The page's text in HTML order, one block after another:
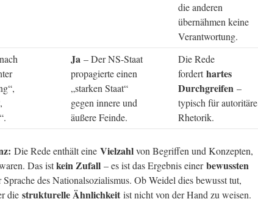
die anderen
übernähmen keine
Verantwortung.
Ja – Der NS-Staat
propagierte einen
„starken Staat“
gegen innere und
äußere Feinde.
Die Rede
forderthartes
Durchgreifen –
typisch für autoritäre
Rhetorik.
Die Rede enthält eine Vielzahlvon Begriffen und Konzepten,
Das istkein Zufall – es ist das Ergebnis einerbewussten
des Nationalsozialismus. Ob Weidel dies bewusst tut,
die strukturelle Ähnlichkeit ist nicht von der Hand zu weisen.